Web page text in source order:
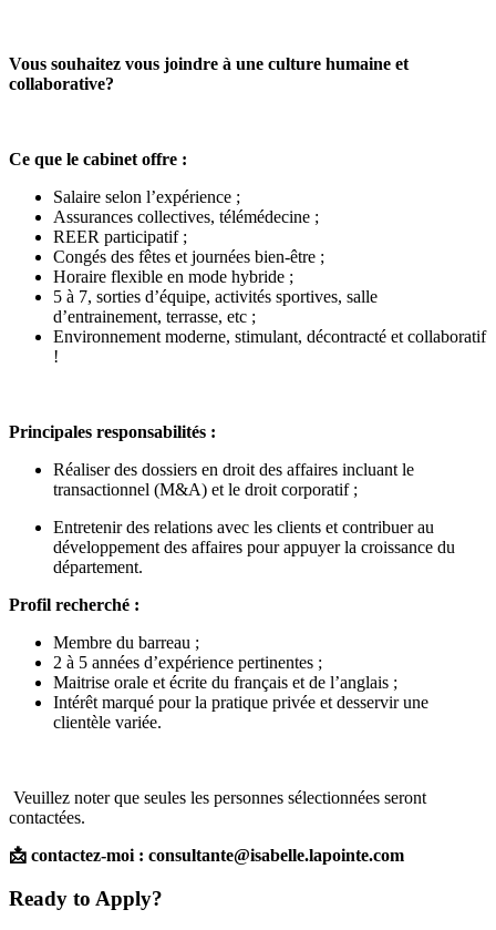
Vous souhaitez vous joindre à une culture humaine et
collaborative?
Ce que le cabinet offre :
Salaire selon l’expérience ;
Assurances collectives, télémédecine ;
REER participatif ;
Congés des fêtes et journées bien-être ;
Horaire flexible en mode hybride ;
5 à 7, sorties d’équipe, activités sportives, salle
d’entrainement, terrasse, etc ;
Environnement moderne, stimulant, décontracté et collaboratif
!
Principales responsabilités :
Réaliser des dossiers en droit des affaires incluant le
transactionnel (M&A) et le droit corporatif ;
Entretenir des relations avec les clients et contribuer au
développement des affaires pour appuyer la croissance du
département.
Profil recherché :
Membre du barreau ;
2 à 5 années d’expérience pertinentes ;
Maitrise orale et écrite du français et de l’anglais ;
Intérêt marqué pour la pratique privée et desservir une
clientèle variée.
Veuillez noter que seules les personnes sélectionnées seront
contactées.
📩 contactez-moi : consultante@isabelle.lapointe.com
Ready to Apply?